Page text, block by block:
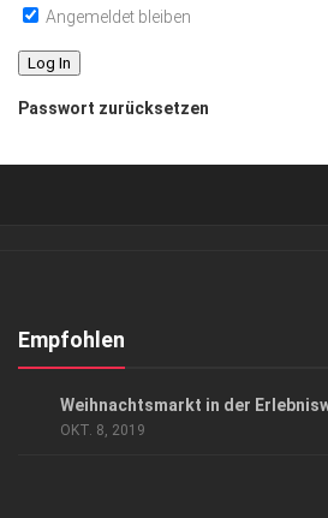
Angemeldet bleiben
Passwort zurücksetzen
Kontakt, Impressum
Empfohlen
Weihnachtsmarkt in der
OKT. 8, 2019